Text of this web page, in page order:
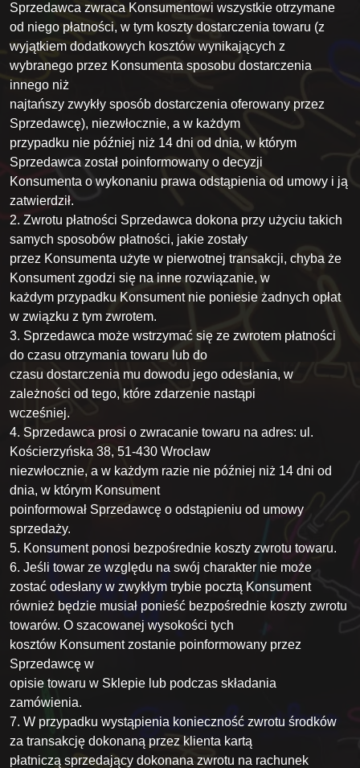
Sprzedawca zwraca Konsumentowi wszystkie otrzymane
od niego płatności, w tym koszty dostarczenia towaru (z
wyjątkiem dodatkowych kosztów wynikających z
wybranego przez Konsumenta sposobu dostarczenia
innego niż
najtańszy zwykły sposób dostarczenia oferowany przez
Sprzedawcę), niezwłocznie, a w każdym
przypadku nie później niż 14 dni od dnia, w którym
Sprzedawca został poinformowany o decyzji
Konsumenta o wykonaniu prawa odstąpienia od umowy i ją
zatwierdził.
2. Zwrotu płatności Sprzedawca dokona przy użyciu takich
samych sposobów płatności, jakie zostały
przez Konsumenta użyte w pierwotnej transakcji, chyba że
Konsument zgodzi się na inne rozwiązanie, w
każdym przypadku Konsument nie poniesie żadnych opłat
w związku z tym zwrotem.
3. Sprzedawca może wstrzymać się ze zwrotem płatności
do czasu otrzymania towaru lub do
czasu dostarczenia mu dowodu jego odesłania, w
zależności od tego, które zdarzenie nastąpi
wcześniej.
4. Sprzedawca prosi o zwracanie towaru na adres: ul.
Kościerzyńska 38, 51-430 Wrocław
niezwłocznie, a w każdym razie nie później niż 14 dni od
dnia, w którym Konsument
poinformował Sprzedawcę o odstąpieniu od umowy
sprzedaży.
5. Konsument ponosi bezpośrednie koszty zwrotu towaru.
6. Jeśli towar ze względu na swój charakter nie może
zostać odesłany w zwykłym trybie pocztą Konsument
również będzie musiał ponieść bezpośrednie koszty zwrotu
towarów. O szacowanej wysokości tych
kosztów Konsument zostanie poinformowany przez
Sprzedawcę w
opisie towaru w Sklepie lub podczas składania
zamówienia.
7. W przypadku wystąpienia konieczność zwrotu środków
za transakcję dokonaną przez klienta kartą
płatniczą sprzedający dokonana zwrotu na rachunek